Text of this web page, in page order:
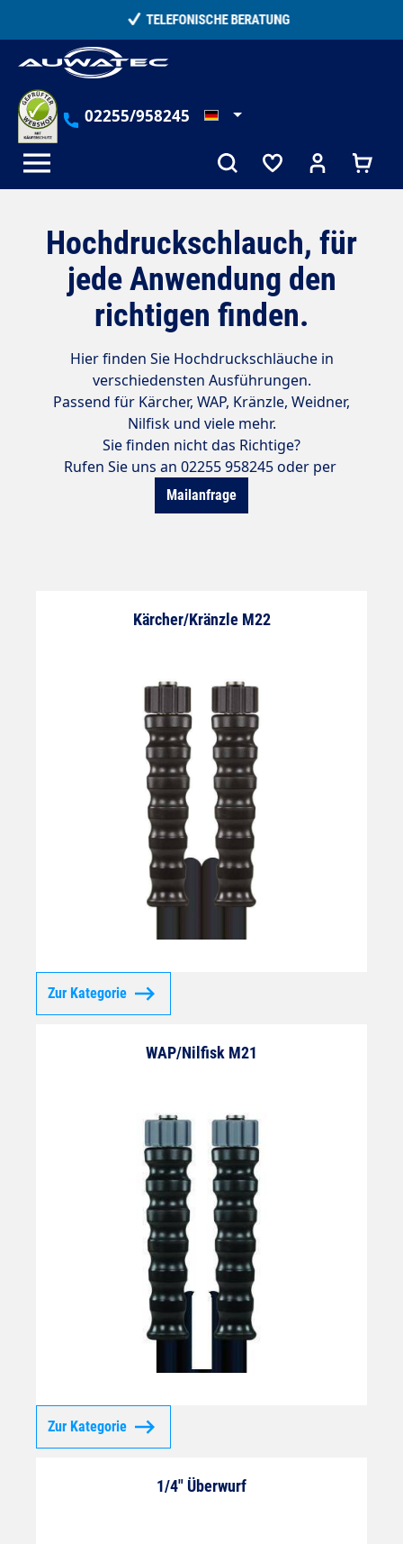
TELEFONISCHE BERATUNG
02255/958245
Hochdruckschlauch, für
jede Anwendung den
richtigen finden.
Hier finden Sie Hochdruckschläuche in
verschiedensten Ausführungen.
Passend für Kärcher, WAP, Kränzle, Weidner,
Nilfisk und viele mehr.
Sie finden nicht das Richtige?
Rufen Sie uns an 02255 958245 oder per
Mailanfrage
Kärcher/Kränzle M22
Zur Kategorie
WAP/Nilfisk M21
Zur Kategorie
1/4" Überwurf